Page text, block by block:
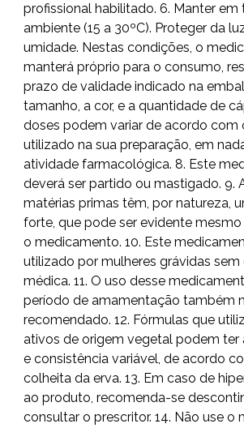
profissional habilitado. 6. Manter em
ambiente (15 a 30ºC). Proteger da
umidade. Nestas condições, o
manterá próprio para o consumo,
prazo de validade indicado na
tamanho, a cor, e a quantidade de
doses podem variar de acordo com
utilizado na sua preparação, em
atividade farmacológica. 8. Este
deverá ser partido ou mastigado. 9.
matérias primas têm, por natureza,
forte, que pode ser evidente
o medicamento. 10. Este
utilizado por mulheres grávidas sem
médica. 11. O uso desse
período de amamentação também
recomendado. 12. Fórmulas que
ativos de origem vegetal podem ter
e consistência variável, de acordo
colheita da erva. 13. Em caso de
ao produto, recomenda-se
consultar o prescritor. 14. Não use o